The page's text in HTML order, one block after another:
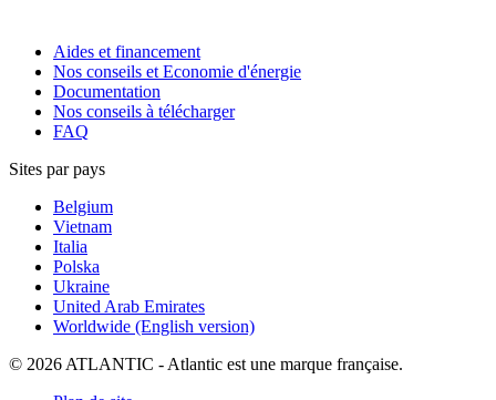
Aides et financement
Nos conseils et Economie d'énergie
Documentation
Nos conseils à télécharger
FAQ
Sites par pays
Belgium
Vietnam
Italia
Polska
Ukraine
United Arab Emirates
Worldwide (English version)
© 2026 ATLANTIC - Atlantic est une marque française.